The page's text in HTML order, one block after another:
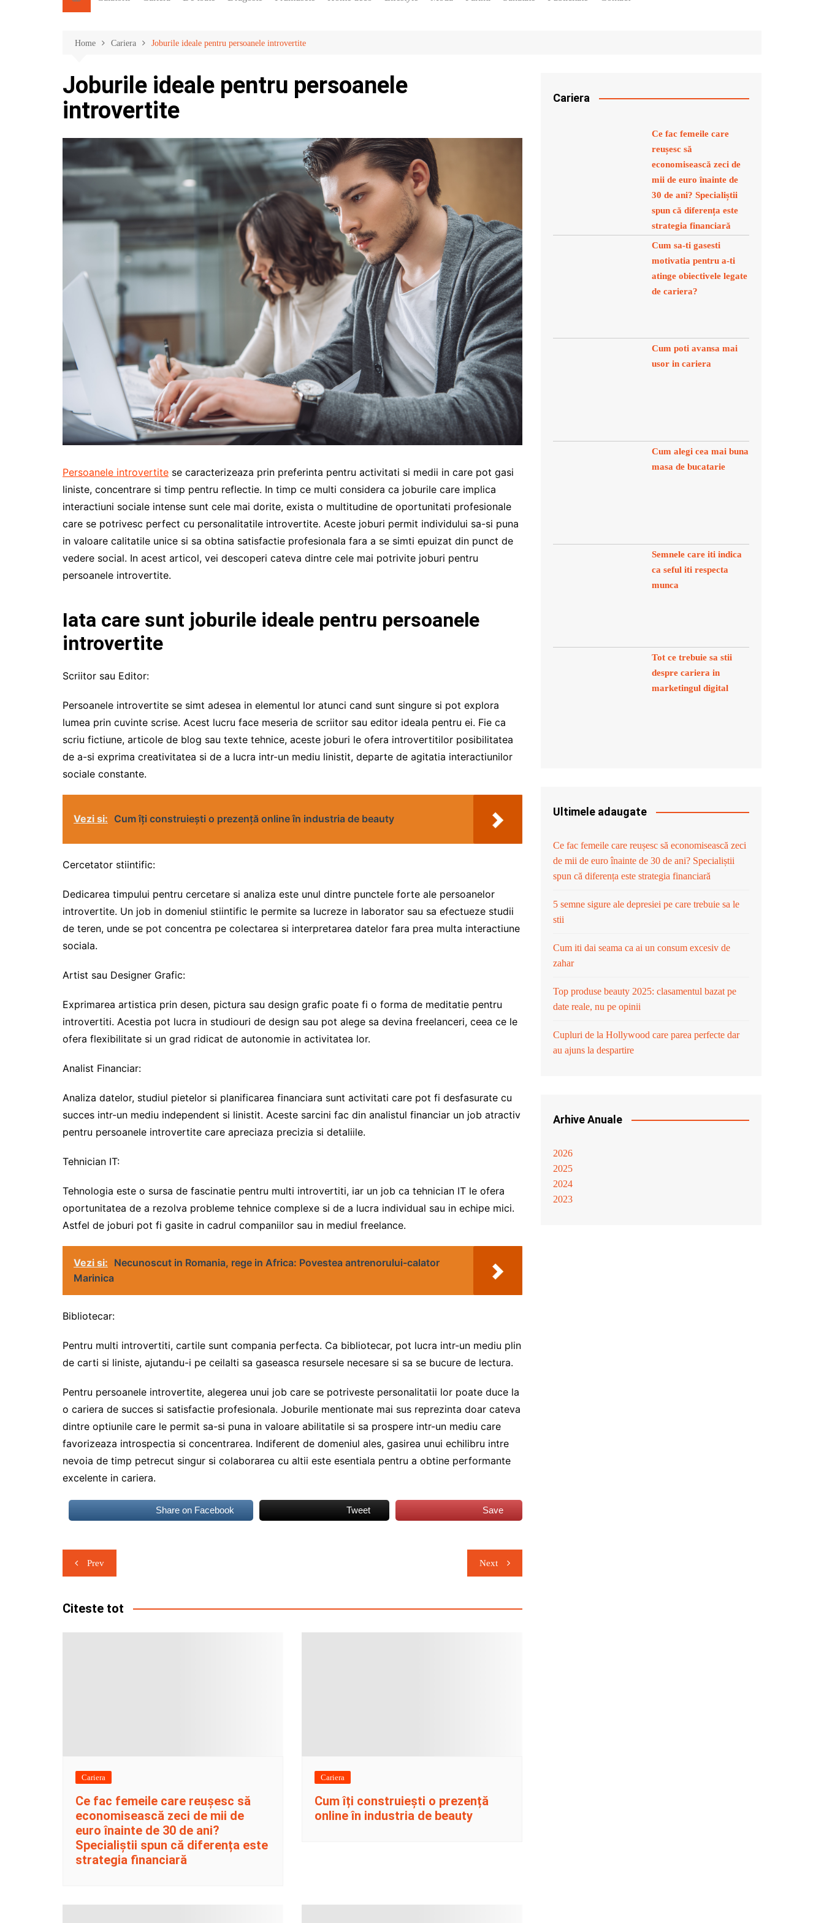
Home Cariera Joburile ideale pentru persoanele introvertite
Joburile ideale pentru persoanele
introvertite
Persoanele introvertite se caracterizeaza prin preferinta pentru activitati si medii in care pot gasi
liniste, concentrare si timp pentru reflectie. In timp ce multi considera ca joburile care implica
interactiuni sociale intense sunt cele mai dorite, exista o multitudine de oportunitati profesionale
care se potrivesc perfect cu personalitatile introvertite. Aceste joburi permit individului sa-si puna
in valoare calitatile unice si sa obtina satisfactie profesionala fara a se simti epuizat din punct de
vedere social. In acest articol, vei descoperi cateva dintre cele mai potrivite joburi pentru
persoanele introvertite.
Iata care sunt joburile ideale pentru persoanele
introvertite
Scriitor sau Editor:
Persoanele introvertite se simt adesea in elementul lor atunci cand sunt singure si pot explora
lumea prin cuvinte scrise. Acest lucru face meseria de scriitor sau editor ideala pentru ei. Fie ca
scriu fictiune, articole de blog sau texte tehnice, aceste joburi le ofera introvertitilor posibilitatea
de a-si exprima creativitatea si de a lucra intr-un mediu linistit, departe de agitatia interactiunilor
sociale constante.
Vezi si: Cum îți construiești o prezență online în industria de beauty
Cercetator stiintific:
Dedicarea timpului pentru cercetare si analiza este unul dintre punctele forte ale persoanelor
introvertite. Un job in domeniul stiintific le permite sa lucreze in laborator sau sa efectueze studii
de teren, unde se pot concentra pe colectarea si interpretarea datelor fara prea multa interactiune
sociala.
Artist sau Designer Grafic:
Exprimarea artistica prin desen, pictura sau design grafic poate fi o forma de meditatie pentru
introvertiti. Acestia pot lucra in studiouri de design sau pot alege sa devina freelanceri, ceea ce le
ofera flexibilitate si un grad ridicat de autonomie in activitatea lor.
Analist Financiar:
Analiza datelor, studiul pietelor si planificarea financiara sunt activitati care pot fi desfasurate cu
succes intr-un mediu independent si linistit. Aceste sarcini fac din analistul financiar un job atractiv
pentru persoanele introvertite care apreciaza precizia si detaliile.
Tehnician IT:
Tehnologia este o sursa de fascinatie pentru multi introvertiti, iar un job ca tehnician IT le ofera
oportunitatea de a rezolva probleme tehnice complexe si de a lucra individual sau in echipe mici.
Astfel de joburi pot fi gasite in cadrul companiilor sau in mediul freelance.
Vezi si: Necunoscut in Romania, rege in Africa: Povestea antrenorului-calator
Marinica
Bibliotecar:
Pentru multi introvertiti, cartile sunt compania perfecta. Ca bibliotecar, pot lucra intr-un mediu plin
de carti si liniste, ajutandu-i pe ceilalti sa gaseasca resursele necesare si sa se bucure de lectura.
Pentru persoanele introvertite, alegerea unui job care se potriveste personalitatii lor poate duce la
o cariera de succes si satisfactie profesionala. Joburile mentionate mai sus reprezinta doar cateva
dintre optiunile care le permit sa-si puna in valoare abilitatile si sa prospere intr-un mediu care
favorizeaza introspectia si concentrarea. Indiferent de domeniul ales, gasirea unui echilibru intre
nevoia de timp petrecut singur si colaborarea cu altii este esentiala pentru a obtine performante
excelente in cariera.
Share on Facebook Tweet Save
Navigare
în
articole
Prev Next
Citeste tot
Cariera
Ce fac femeile care reușesc să
economisească zeci de mii de
euro înainte de 30 de ani?
Specialiștii spun că diferența este
strategia financiară
Cariera
Cum îți construiești o prezență
online în industria de beauty
Cariera
Ce fac femeile care
reușesc să
economisească zeci de
mii de euro înainte de
30 de ani? Specialiștii
spun că diferența este
strategia financiară
Cum sa-ti gasesti
motivatia pentru a-ti
atinge obiectivele legate
de cariera?
Cum poti avansa mai
usor in cariera
Cum alegi cea mai buna
masa de bucatarie
Semnele care iti indica
ca seful iti respecta
munca
Tot ce trebuie sa stii
despre cariera in
marketingul digital
Ultimele adaugate
Ce fac femeile care reușesc să economisească zeci
de mii de euro înainte de 30 de ani? Specialiștii
spun că diferența este strategia financiară
5 semne sigure ale depresiei pe care trebuie sa le
stii
Cum iti dai seama ca ai un consum excesiv de
zahar
Top produse beauty 2025: clasamentul bazat pe
date reale, nu pe opinii
Cupluri de la Hollywood care parea perfecte dar
au ajuns la despartire
Arhive Anuale
2026
2025
2024
2023